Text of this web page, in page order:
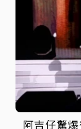
阿吉仔驚